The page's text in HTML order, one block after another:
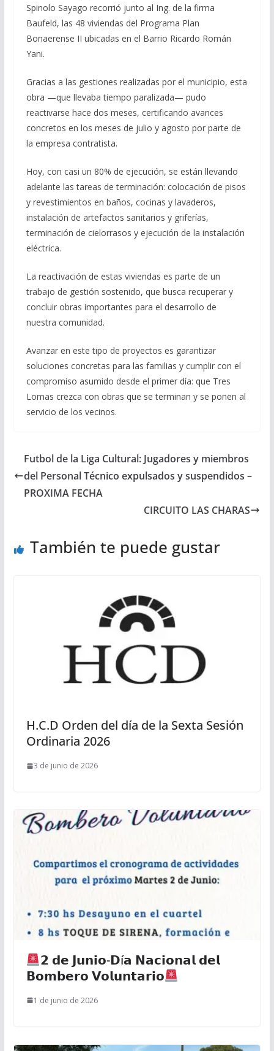
Spinolo Sayago recorrió junto al Ing. de la firma
Baufeld, las 48 viviendas del Programa Plan
Bonaerense II ubicadas en el Barrio Ricardo Román
Yani.
Gracias a las gestiones realizadas por el municipio, esta
obra —que llevaba tiempo paralizada— pudo
reactivarse hace dos meses, certificando avances
concretos en los meses de julio y agosto por parte de
la empresa contratista.
Hoy, con casi un 80% de ejecución, se están llevando
adelante las tareas de terminación: colocación de pisos
y revestimientos en baños, cocinas y lavaderos,
instalación de artefactos sanitarios y griferías,
terminación de cielorrasos y ejecución de la instalación
eléctrica.
La reactivación de estas viviendas es parte de un
trabajo de gestión sostenido, que busca recuperar y
concluir obras importantes para el desarrollo de
nuestra comunidad.
Avanzar en este tipo de proyectos es garantizar
soluciones concretas para las familias y cumplir con el
compromiso asumido desde el primer día: que Tres
Lomas crezca con obras que se terminan y se ponen al
servicio de los vecinos.
Futbol de la Liga Cultural: Jugadores y miembros
del Personal Técnico expulsados y suspendidos –
PROXIMA FECHA
CIRCUITO LAS CHARAS
También te puede gustar
H.C.D Orden del día de la Sexta Sesión
Ordinaria 2026
3 de junio de 2026
𝟮 𝗱𝗲 𝗝𝘂𝗻𝗶𝗼-𝗗í𝗮 𝗡𝗮𝗰𝗶𝗼𝗻𝗮𝗹 𝗱𝗲𝗹
𝗕𝗼𝗺𝗯𝗲𝗿𝗼 𝗩𝗼𝗹𝘂𝗻𝘁𝗮𝗿𝗶𝗼
1 de junio de 2026